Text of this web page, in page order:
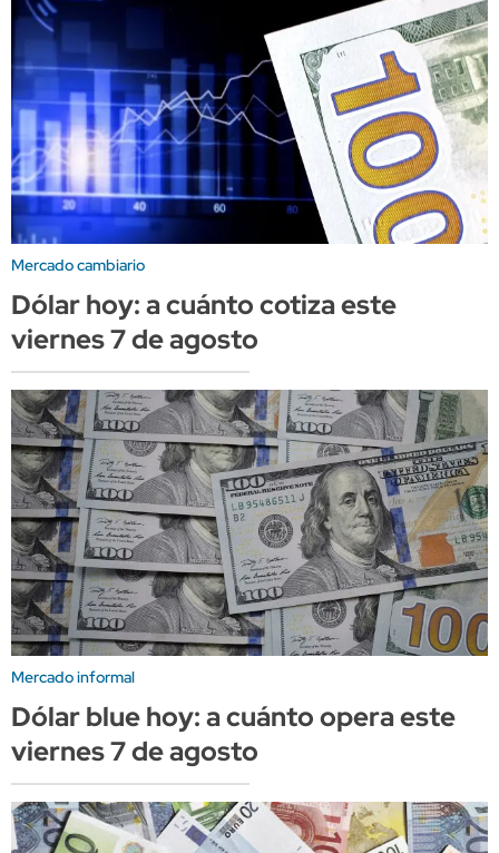
Mercado cambiario
Dólar hoy: a cuánto cotiza este
viernes 7 de agosto
Mercado informal
Dólar blue hoy: a cuánto opera este
viernes 7 de agosto